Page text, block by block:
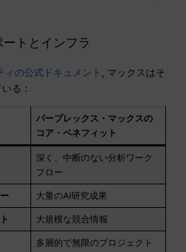
トとインフラ
ィの公式ドキュメント , マックスはそ
る：
パープレックス・マックスの
コア・ベネフィット
深く、中断のない分析ワーク
フロー
大量のAI研究成果
大規模な競合情報
多層的で無限のプロジェクト